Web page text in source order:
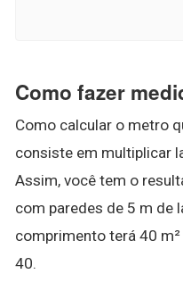
Como fazer
Como calcular o metro
consiste em multiplicar
Assim, você tem o
com paredes de 5 m de
comprimento terá 40
40.